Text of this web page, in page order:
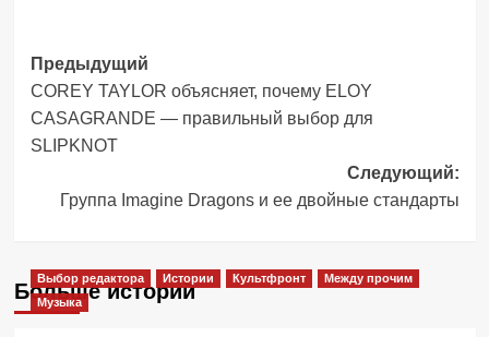
Навигация
записи
Предыдущий
COREY TAYLOR объясняет, почему ELOY
CASAGRANDE — правильный выбор для
SLIPKNOT
Следующий:
Группа Imagine Dragons и ее двойные стандарты
Больше историй
Выбор редактора Истории Культфронт
Между прочим
Музыка